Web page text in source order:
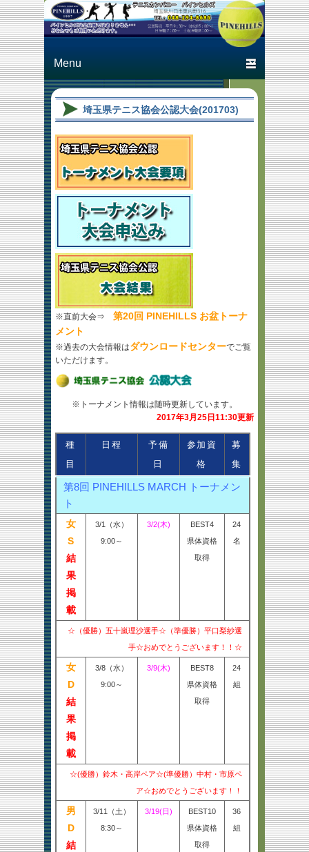
テニスカン
Just another テニスカン
パニー パインヒルズ
埼玉県テニス協会公認大会(201703)
※直前大会⇒ 第20回 PINEHILLS お盆トーナ
メント
※過去の大会情報はダウンロードセンターでご覧
いただけます。
※トーナメント情報は随時更新しています。
2017年3月25日11:30更新
種
目
日程
予備
日
参加資
格
募
集
第8回 PINEHILLS MARCH トーナメン
ト
女
S
結
果
掲
載
3/1（水）
9:00～
3/2(木)
BEST4
県体資格
取得
24
名
☆（優勝）五十嵐理沙選手☆（準優勝）平口梨紗選
手☆おめでとうございます！！☆
女
D
結
果
掲
載
3/8（水）
9:00～
3/9(木)
BEST8
県体資格
取得
24
組
☆(優勝）鈴木・高岸ペア☆(準優勝）中村・市原ペ
ア☆おめでとうございます！！
男
D
結
3/11（土）
8:30～
3/19(日)
BEST10
県体資格
取得
36
組